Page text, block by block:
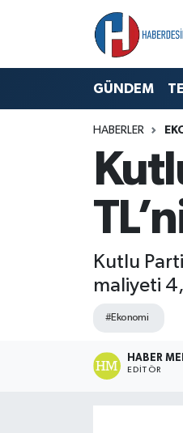
GÜNDEM
HABERLER
Kutlu
maliyeti
#Ekonomi
HABER
EDITÖR
GÜNDEM
Nöbetçi Eczaneler
Trafik Durumu
Süper Lig Puan
Tüm Manşetler
Haber Arşivi